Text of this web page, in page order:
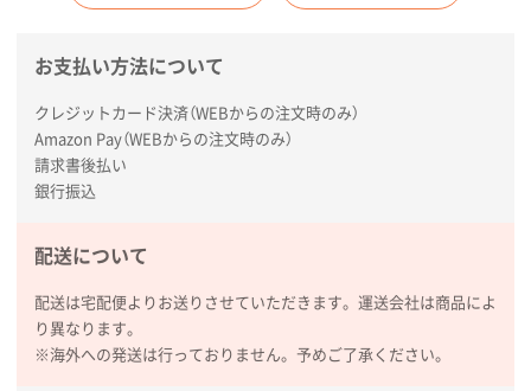
商品情報の正確な記載、スムーズなシステム対応
広島県(社様
枚
2026年01月27日 13:12
毎年注文しており、信頼できるから。出来上がりも満
熊本県S社様
ぺんてる ビクーニャフィール1000枚
2026年01月26日 15:45
印刷範囲が広かったから、取扱商品
お支払い方法について
クレジットカード決済（WEBからの注文時のみ）
Amazon Pay（WEBからの注文時のみ）
請求書後払い
銀行振込
配送について
配送は宅配便よりお送りさせていただきます。運送会社は商品によ
り異なります。
※海外への発送は行っておりません。予めご了承ください。